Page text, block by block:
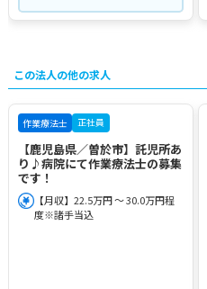
この法人の他の求人
作業療法士 正社員
【鹿児島県／曽於市】託児所あ
り♪病院にて作業療法士の募集
です！
【月収】22.5万円 ～ 30.0万円程
度※諸手当込